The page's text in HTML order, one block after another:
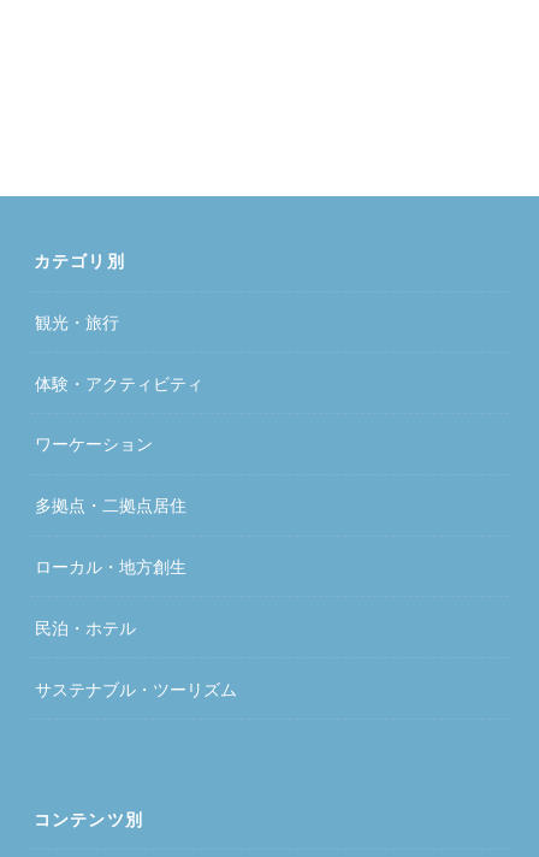
カテゴリ別
観光・旅行
体験・アクティビティ
ワーケーション
多拠点・二拠点居住
ローカル・地方創生
民泊・ホテル
サステナブル・ツーリズム
コンテンツ別